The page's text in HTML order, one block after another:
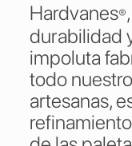
Hardvanes®
durabilidad
impoluta
todo
artesanas,